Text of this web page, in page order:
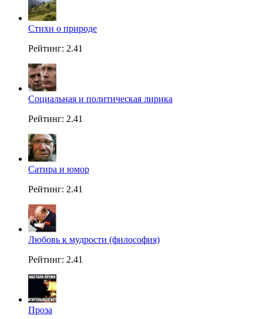
Стихи о природе
Рейтинг: 2.41
Социальная и политическая лирика
Рейтинг: 2.41
Сатира и юмор
Рейтинг: 2.41
Любовь к мудрости (философия)
Рейтинг: 2.41
Проза